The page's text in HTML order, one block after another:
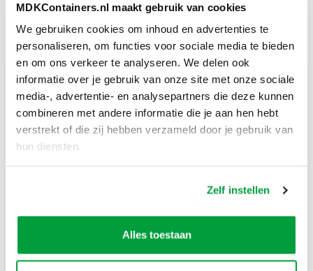
MDKContainers.nl maakt gebruik van cookies
We gebruiken cookies om inhoud en advertenties te
personaliseren, om functies voor sociale media te bieden
en om ons verkeer te analyseren. We delen ook
informatie over je gebruik van onze site met onze sociale
media-, advertentie- en analysepartners die deze kunnen
combineren met andere informatie die je aan hen hebt
verstrekt of die zij hebben verzameld door je gebruik van
hun diensten.
Zelf instellen
Alles toestaan
ons uitgebreide netwerk hebben wij voor iedere
afvalsoort de juiste bestemming.
Bestel direct je container
Scherpe prijzen
Snelle levering
Goede kwaliteit